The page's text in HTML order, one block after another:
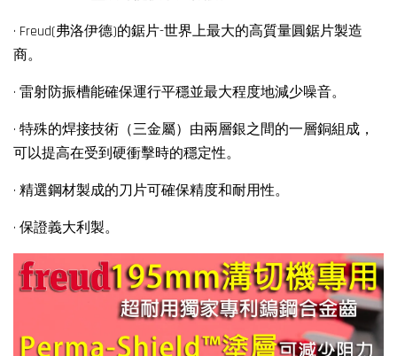
· Freud(弗洛伊德)的鋸片-世界上最大的高質量圓鋸片製造
商。
· 雷射防振槽能確保運行平穩並最大程度地減少噪音。
· 特殊的焊接技術（三金屬）由兩層銀之間的一層銅組成，
可以提高在受到硬衝擊時的穩定性。
· 精選鋼材製成的刀片可確保精度和耐用性。
· 保證義大利製。